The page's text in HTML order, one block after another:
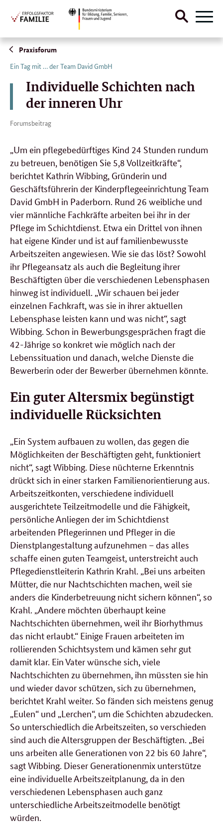
Direktlink:
Suche
Praxisforum
Ein Tag mit … der Team David GmbH
Individuelle Schichten nach
der inneren Uhr
Forumsbeitrag
„Um ein pflegebedürftiges Kind 24 Stunden rundum
zu betreuen, benötigen Sie 5,8 Vollzeitkräfte“,
berichtet Kathrin Wibbing, Gründerin und
Geschäftsführerin der Kinderpflegeeinrichtung Team
David GmbH in Paderborn. Rund 26 weibliche und
vier männliche Fachkräfte arbeiten bei ihr in der
Pflege im Schichtdienst. Etwa ein Drittel von ihnen
hat eigene Kinder und ist auf familienbewusste
Arbeitszeiten angewiesen. Wie sie das löst? Sowohl
ihr Pflegeansatz als auch die Begleitung ihrer
Beschäftigten über die verschiedenen Lebensphasen
hinweg ist individuell. „Wir schauen bei jeder
einzelnen Fachkraft, was sie in ihrer aktuellen
Lebensphase leisten kann und was nicht“, sagt
Wibbing. Schon in Bewerbungsgesprächen fragt die
42-Jährige so konkret wie möglich nach der
Lebenssituation und danach, welche Dienste die
Bewerberin oder der Bewerber übernehmen könnte.
Ein guter Altersmix begünstigt
individuelle Rücksichten
„Ein System aufbauen zu wollen, das gegen die
Möglichkeiten der Beschäftigten geht, funktioniert
nicht“, sagt Wibbing. Diese nüchterne Erkenntnis
drückt sich in einer starken Familienorientierung aus.
Arbeitszeitkonten, verschiedene individuell
ausgerichtete Teilzeitmodelle und die Fähigkeit,
persönliche Anliegen der im Schichtdienst
arbeitenden Pflegerinnen und Pfleger in die
Dienstplangestaltung aufzunehmen – das alles
schaffe einen guten Teamgeist, unterstreicht auch
Pflegedienstleiterin Kathrin Krahl. „Bei uns arbeiten
Mütter, die nur Nachtschichten machen, weil sie
anders die Kinderbetreuung nicht sichern können“, so
Krahl. „Andere möchten überhaupt keine
Nachtschichten übernehmen, weil ihr Biorhythmus
das nicht erlaubt.“ Einige Frauen arbeiteten im
rollierenden Schichtsystem und kämen sehr gut
damit klar. Ein Vater wünsche sich, viele
Nachtschichten zu übernehmen, ihn müssten sie hin
und wieder davor schützen, sich zu übernehmen,
berichtet Krahl weiter. So fänden sich meistens genug
„Eulen“ und „Lerchen“, um die Schichten abzudecken.
So unterschiedlich die Arbeitszeiten, so verschieden
sind auch die Altersgruppen der Beschäftigten. „Bei
uns arbeiten alle Generationen von 22 bis 60 Jahre“,
sagt Wibbing. Dieser Generationenmix unterstütze
eine individuelle Arbeitszeitplanung, da in den
verschiedenen Lebensphasen auch ganz
unterschiedliche Arbeitszeitmodelle benötigt
würden.